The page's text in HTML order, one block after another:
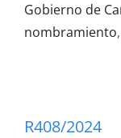
Gobierno de
nombramiento,
R408/2024